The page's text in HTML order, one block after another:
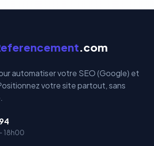
.com
automatiser votre SEO (Google) et
votre site partout, sans
18h00